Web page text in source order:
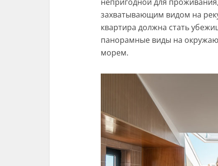
захватывающим видом на
квартира должна стать
панорамные виды на
морем.